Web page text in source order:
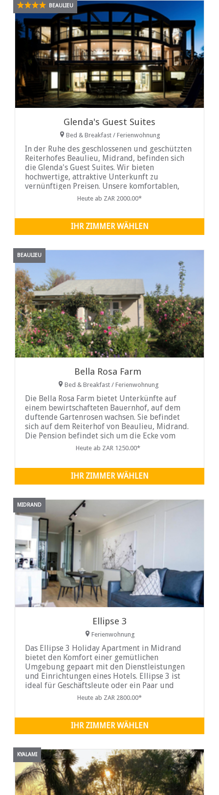
BEAULIEU
Glenda's Guest Suites
Bed & Breakfast / Ferienwohnung
In der Ruhe des geschlossenen und geschützten
Reiterhofes Beaulieu, Midrand, befinden sich
die Glenda's Guest Suites. Wir bieten
hochwertige, attraktive Unterkunft zu
vernünftigen Preisen. Unsere komfortablen,
makellosen und einladenden Zimmer sind für
Heute ab ZAR 2000.00*
IHR ZIMMER WÄHLEN
BEAULIEU
Bella Rosa Farm
Bed & Breakfast / Ferienwohnung
Die Bella Rosa Farm bietet Unterkünfte auf
einem bewirtschafteten Bauernhof, auf dem
duftende Gartenrosen wachsen. Sie befindet
sich auf dem Reiterhof von Beaulieu, Midrand.
Die Pension befindet sich um die Ecke vom
Kyalami Equestrian Park und nur wenige
Heute ab ZAR 1250.00*
IHR ZIMMER WÄHLEN
MIDRAND
Ellipse 3
Ferienwohnung
Das Ellipse 3 Holiday Apartment in Midrand
bietet den Komfort einer gemütlichen
Umgebung gepaart mit den Dienstleistungen
und Einrichtungen eines Hotels. Ellipse 3 ist
ideal für Geschäftsleute oder ein Paar und
verfügt über moderne Oberflächen, hohe
Heute ab ZAR 2800.00*
IHR ZIMMER WÄHLEN
KYALAMI